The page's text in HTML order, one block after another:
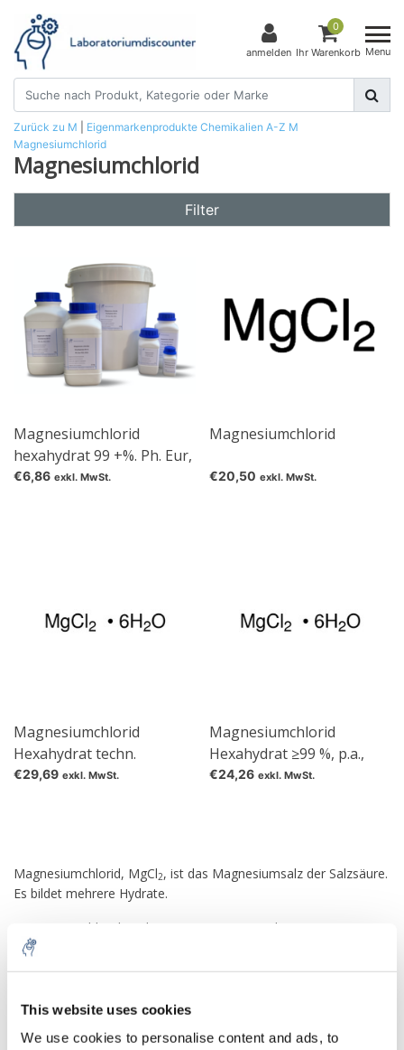
This website uses cookies
We use cookies to personalise content and ads, to
anmelden
0
Ihr Warenkorb Menu
Zurück zu M Eigenmarkenprodukte Chemikalien A-Z M
Magnesiumchlorid
Magnesiumchlorid
Filter
Magnesiumchlorid
hexahydrat 99 +%. Ph. Eur,
BP, FCC,
€6,86 exkl. MwSt.
Magnesiumchlorid
€20,50 exkl. MwSt.
Magnesiumchlorid
Hexahydrat techn.
€29,69 exkl. MwSt.
Magnesiumchlorid
Hexahydrat ≥99 %, p.a.,
ACS
€24,26 exkl. MwSt.
Magnesiumchlorid, MgCl2, ist das Magnesiumsalz der Salzsäure.
Es bildet mehrere Hydrate.
Magnesiumchlorid wird zur Gewinnung von elementarem
Magnesium mittels Schmelzflusselektrolyse genutzt:
Es wird zusammen mit Magnesiumoxid in Estrichzementen
verwendet.